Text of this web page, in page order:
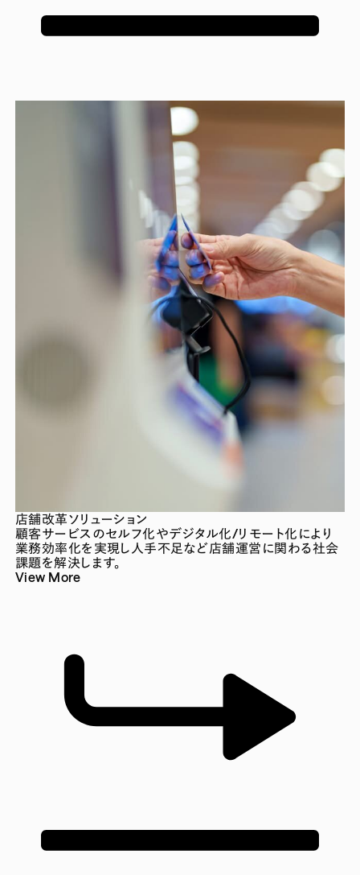
店舗改革ソリューション
顧客サービスのセルフ化やデジタル化/リモート化により
業務効率化を実現し人手不足など店舗運営に関わる社会
課題を解決します。
View More